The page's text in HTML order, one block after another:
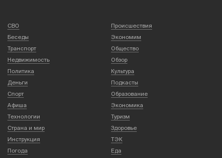
СВО
Происшествия
Беседы
Экономим
Транспорт
Общество
Недвижимость
Обзор
Политика
Культура
Деньги
Подкасты
Спорт
Образование
Афиша
Экономика
Технологии
Туризм
Страна и мир
Здоровье
Инструкция
ТЭК
Погода
Еда